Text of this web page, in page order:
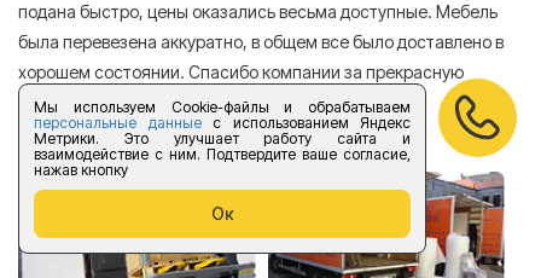
Мы используем Cookie-файлы и обрабатываем
персональные данныес использованием Яндекс
Метрики. Это улучшает работу сайта и
взаимодействие с ним. Подтвердите ваше согласие,
нажав кнопку
Ок
подана быстро, цены оказались весьма доступные. Мебель
была перевезена аккуратно, в общем все было доставлено в
хорошем состоянии. Спасибо компании за прекрасную
работу!
Елизавета Андроновна